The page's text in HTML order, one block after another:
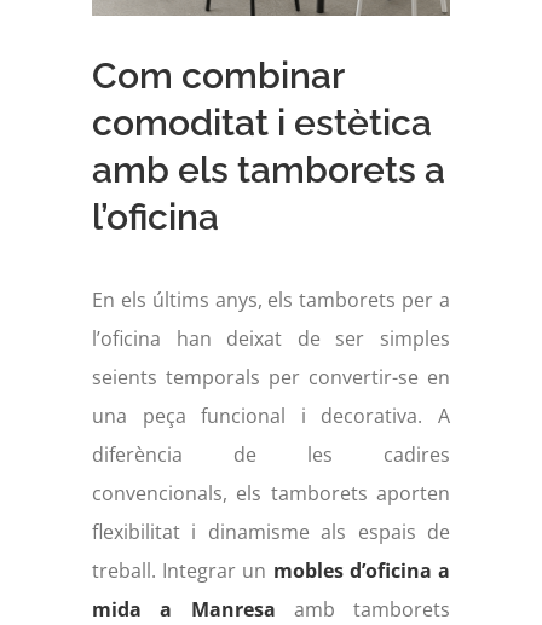
Com combinar
comoditat i estètica
amb els tamborets a
l’oficina
En els últims anys, els tamborets per a
l’oficina han deixat de ser simples
seients temporals per convertir-se en
una peça funcional i decorativa. A
diferència de les cadires
convencionals, els tamborets aporten
flexibilitat i dinamisme als espais de
treball. Integrar un mobles d’oficina a
mida a Manresa amb tamborets